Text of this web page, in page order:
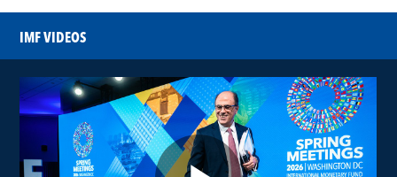
IMF VIDEOS